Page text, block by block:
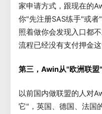
家申请方式，跟现在的
你"先注册SAS练手"或者
照着做你会发现入口都
流程已经没有支付押金
第三，Awin从"欧洲联盟
以前国内做联盟的人对
它"，英国、德国、法国